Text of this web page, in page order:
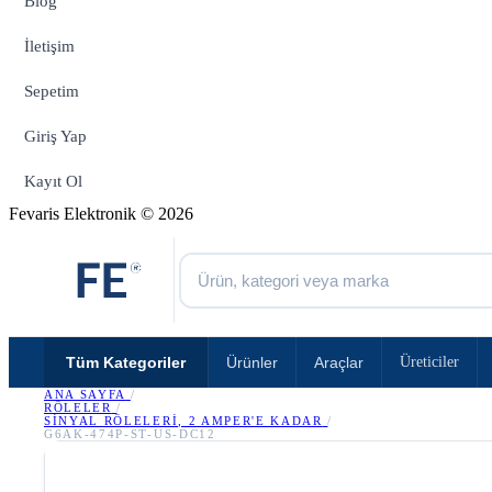
İletişim
Sepetim
Giriş Yap
Kayıt Ol
Fevaris Elektronik © 2026
Tüm Kategoriler Ürünler Araçlar Üreticiler
ANA SAYFA /
RÖLELER
/
SINYAL RÖLELERI, 2 AMPER'E KADAR
/
G6AK-474P-ST-US-DC12